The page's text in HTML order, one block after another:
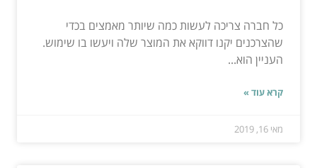
כל חברה צריכה לעשות כמה שיותר מאמצים בכדי
שהצרכנים יקנו דווקא את המוצר שלה ויעשו בו שימוש.
העניין הוא...
קרא עוד »
מאי 16, 2019